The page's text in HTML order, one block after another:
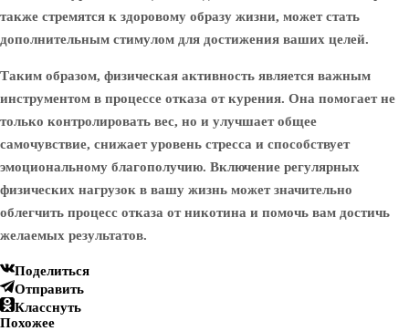
также стремятся к здоровому образу жизни, может стать
дополнительным стимулом для достижения ваших целей.
Таким образом, физическая активность является важным
инструментом в процессе отказа от курения. Она помогает не
только контролировать вес, но и улучшает общее
самочувствие, снижает уровень стресса и способствует
эмоциональному благополучию. Включение регулярных
физических нагрузок в вашу жизнь может значительно
облегчить процесс отказа от никотина и помочь вам достичь
желаемых результатов.
Поделиться
Отправить
Класснуть
Похожее